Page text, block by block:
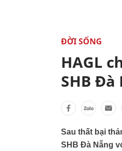
ĐỜI SỐNG
HAGL
SHB Đà
Sau thất bại
SHB Đà Nẵng